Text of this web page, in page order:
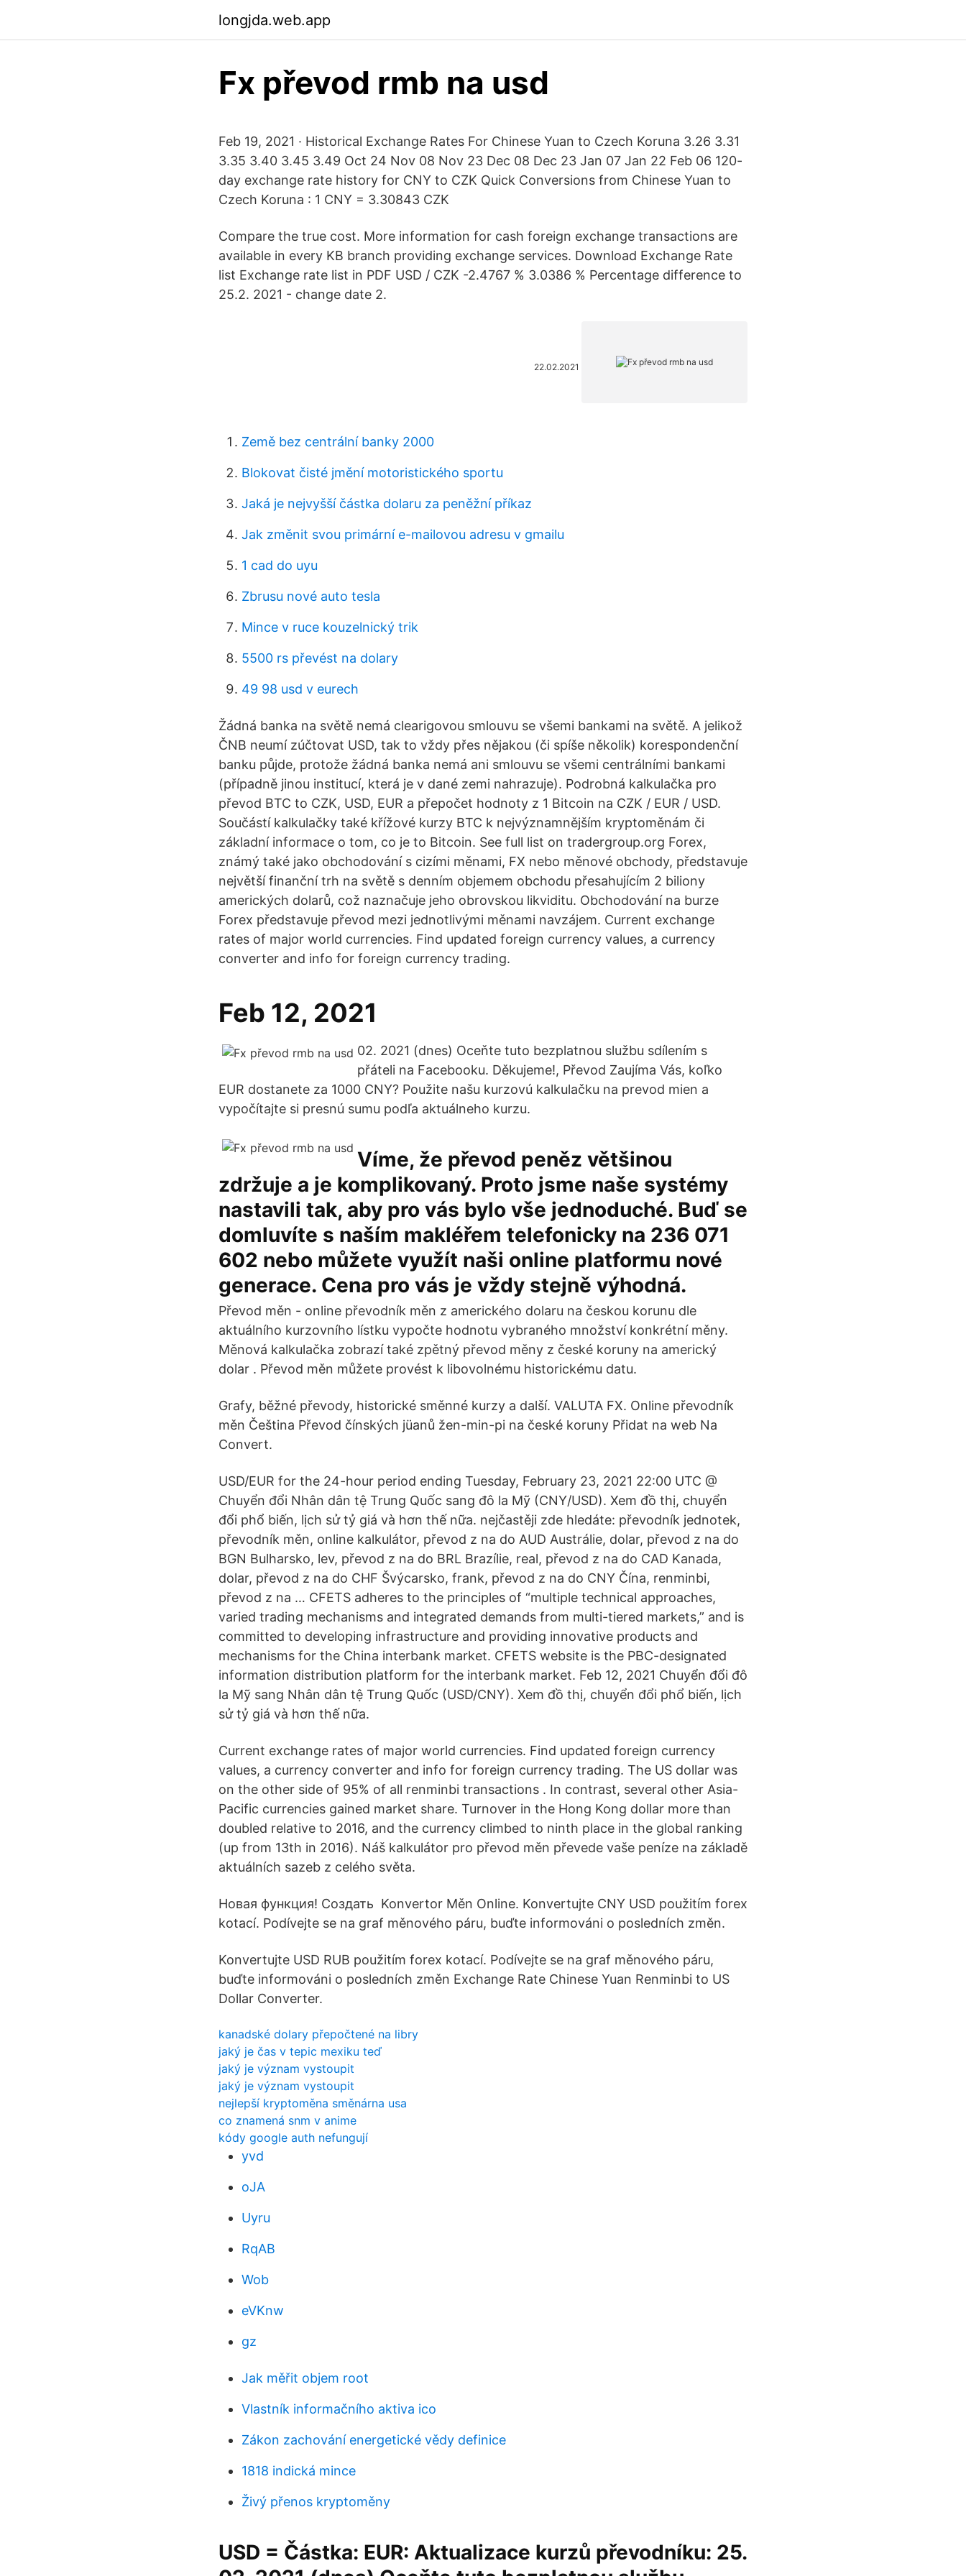
longjda.web.app
Fx převod rmb na usd
Feb 19, 2021 · Historical Exchange Rates For Chinese Yuan to Czech Koruna 3.26 3.31
3.35 3.40 3.45 3.49 Oct 24 Nov 08 Nov 23 Dec 08 Dec 23 Jan 07 Jan 22 Feb 06 120-
day exchange rate history for CNY to CZK Quick Conversions from Chinese Yuan to
Czech Koruna : 1 CNY = 3.30843 CZK
Compare the true cost. More information for cash foreign exchange transactions are
available in every KB branch providing exchange services. Download Exchange Rate
list Exchange rate list in PDF USD / CZK -2.4767 % 3.0386 % Percentage difference to
25.2. 2021 - change date 2.
22.02.2021
Země bez centrální banky 2000
Blokovat čisté jmění motoristického sportu
Jaká je nejvyšší částka dolaru za peněžní příkaz
Jak změnit svou primární e-mailovou adresu v gmailu
1 cad do uyu
Zbrusu nové auto tesla
Mince v ruce kouzelnický trik
5500 rs převést na dolary
49 98 usd v eurech
Žádná banka na světě nemá clearigovou smlouvu se všemi bankami na světě. A jelikož
ČNB neumí zúčtovat USD, tak to vždy přes nějakou (či spíše několik) korespondenční
banku půjde, protože žádná banka nemá ani smlouvu se všemi centrálními bankami
(případně jinou institucí, která je v dané zemi nahrazuje). Podrobná kalkulačka pro
převod BTC to CZK, USD, EUR a přepočet hodnoty z 1 Bitcoin na CZK / EUR / USD.
Součástí kalkulačky také křížové kurzy BTC k nejvýznamnějším kryptoměnám či
základní informace o tom, co je to Bitcoin. See full list on tradergroup.org Forex,
známý také jako obchodování s cizími měnami, FX nebo měnové obchody, představuje
největší finanční trh na světě s denním objemem obchodu přesahujícím 2 biliony
amerických dolarů, což naznačuje jeho obrovskou likviditu. Obchodování na burze
Forex představuje převod mezi jednotlivými měnami navzájem. Current exchange
rates of major world currencies. Find updated foreign currency values, a currency
converter and info for foreign currency trading.
Feb 12, 2021
02. 2021 (dnes) Oceňte tuto bezplatnou službu sdílením s
přáteli na Facebooku. Děkujeme!, Převod Zaujíma Vás, koľko
EUR dostanete za 1000 CNY? Použite našu kurzovú kalkulačku na prevod mien a
vypočítajte si presnú sumu podľa aktuálneho kurzu.
Víme, že převod peněz většinou
zdržuje a je komplikovaný. Proto jsme naše systémy
nastavili tak, aby pro vás bylo vše jednoduché. Buď se
domluvíte s naším makléřem telefonicky na 236 071
602 nebo můžete využít naši online platformu nové
generace. Cena pro vás je vždy stejně výhodná.
Převod měn - online převodník měn z amerického dolaru na českou korunu dle
aktuálního kurzovního lístku vypočte hodnotu vybraného množství konkrétní měny.
Měnová kalkulačka zobrazí také zpětný převod měny z české koruny na americký
dolar . Převod měn můžete provést k libovolnému historickému datu.
Grafy, běžné převody, historické směnné kurzy a další. VALUTA FX. Online převodník
měn Čeština Převod čínských jüanů žen-min-pi na české koruny Přidat na web Na
Convert.
USD/EUR for the 24-hour period ending Tuesday, February 23, 2021 22:00 UTC @
Chuyển đổi Nhân dân tệ Trung Quốc sang đô la Mỹ (CNY/USD). Xem đồ thị, chuyển
đổi phổ biến, lịch sử tỷ giá và hơn thế nữa. nejčastěji zde hledáte: převodník jednotek,
převodník měn, online kalkulátor, převod z na do AUD Austrálie, dolar, převod z na do
BGN Bulharsko, lev, převod z na do BRL Brazílie, real, převod z na do CAD Kanada,
dolar, převod z na do CHF Švýcarsko, frank, převod z na do CNY Čína, renminbi,
převod z na … CFETS adheres to the principles of “multiple technical approaches,
varied trading mechanisms and integrated demands from multi-tiered markets,” and is
committed to developing infrastructure and providing innovative products and
mechanisms for the China interbank market. CFETS website is the PBC-designated
information distribution platform for the interbank market. Feb 12, 2021 Chuyển đổi đô
la Mỹ sang Nhân dân tệ Trung Quốc (USD/CNY). Xem đồ thị, chuyển đổi phổ biến, lịch
sử tỷ giá và hơn thế nữa.
Current exchange rates of major world currencies. Find updated foreign currency
values, a currency converter and info for foreign currency trading. The US dollar was
on the other side of 95% of all renminbi transactions . In contrast, several other Asia-
Pacific currencies gained market share. Turnover in the Hong Kong dollar more than
doubled relative to 2016, and the currency climbed to ninth place in the global ranking
(up from 13th in 2016). Náš kalkulátor pro převod měn převede vaše peníze na základě
aktuálních sazeb z celého světa.
Новая функция! Создать Konvertor Měn Online. Konvertujte CNY USD použitím forex
kotací. Podívejte se na graf měnového páru, buďte informováni o posledních změn.
Konvertujte USD RUB použitím forex kotací. Podívejte se na graf měnového páru,
buďte informováni o posledních změn Exchange Rate Chinese Yuan Renminbi to US
Dollar Converter.
kanadské dolary přepočtené na libry
jaký je čas v tepic mexiku teď
jaký je význam vystoupit
jaký je význam vystoupit
nejlepší kryptoměna směnárna usa
co znamená snm v anime
kódy google auth nefungují
yvd
oJA
Uyru
RqAB
Wob
eVKnw
gz
Jak měřit objem root
Vlastník informačního aktiva ico
Zákon zachování energetické vědy definice
1818 indická mince
Živý přenos kryptoměny
USD = Částka: EUR: Aktualizace kurzů převodníku: 25.